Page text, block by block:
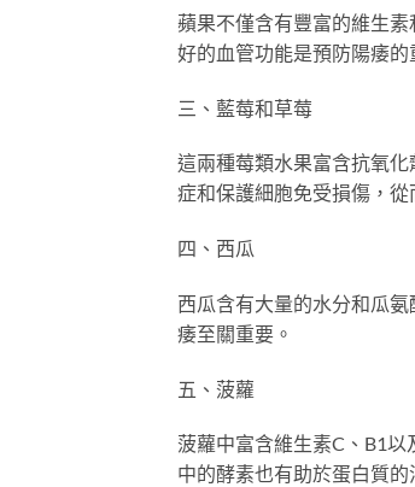
蘋果不僅含有豐富的維生
好的血管功能是預防陽痿的
三、藍莓和草莓
這兩種莓類水果富含抗氧
症和保護細胞免受損傷，從
四、西瓜
西瓜含有大量的水分和瓜
痿至關重要。
五、菠蘿
菠蘿中富含維生素C、B1
中的酵素也有助於蛋白質的